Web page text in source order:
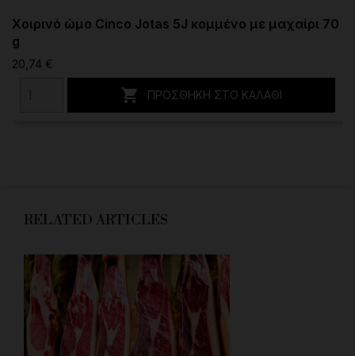
Χοιρινό ώμο Cinco Jotas 5J κομμένο με μαχαίρι 70
g
20,74 €
 ΠΡΟΣΘΉΚΗ ΣΤΟ ΚΑΛΆΘΙ
RELATED ARTICLES